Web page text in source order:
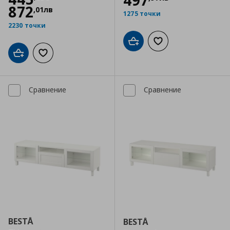
872,01лв
2230 точки
Добави в кошницата
Добави към списъка с любими
1275 точки
Добави в кошницата
Добави към
Сравнение
BESTÅ
Сравнение
BESTÅ